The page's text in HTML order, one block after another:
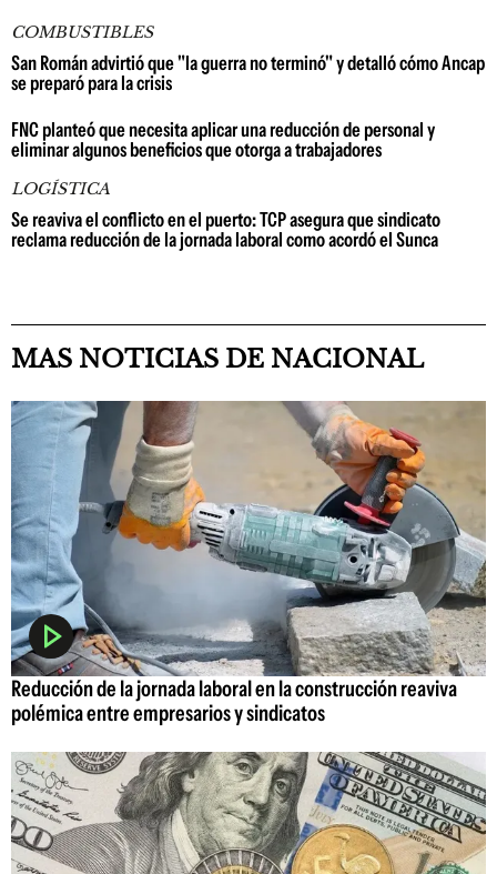
COMBUSTIBLES
San Román advirtió que "la guerra no terminó" y detalló cómo Ancap
se preparó para la crisis
FNC planteó que necesita aplicar una reducción de personal y
eliminar algunos beneficios que otorga a trabajadores
LOGÍSTICA
Se reaviva el conflicto en el puerto: TCP asegura que sindicato
reclama reducción de la jornada laboral como acordó el Sunca
MAS NOTICIAS DE NACIONAL
Reducción de la jornada laboral en la construcción reaviva
polémica entre empresarios y sindicatos